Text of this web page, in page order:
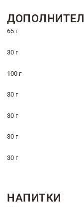
65 г
30 г
100 г
30 г
30 г
30 г
30 г
НАПИТКИ